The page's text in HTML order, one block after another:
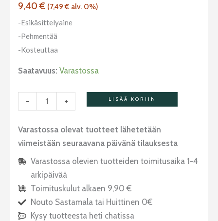
9,40€ (7,49€ alv. 0%)
-Esikäsittelyaine
-Pehmentää
-Kosteuttaa
Saatavuus: Varastossa
-
määrä
+ LISÄÄ KORIIN
Varastossa olevat tuotteet lähetetään
viimeistään seuraavana päivänä tilauksesta
Varastossa olevien tuotteiden toimitusaika 1-4
arkipäivää
Toimituskulut alkaen 9,90 €
Nouto Sastamala tai Huittinen 0€
Kysy tuotteesta heti chatissa